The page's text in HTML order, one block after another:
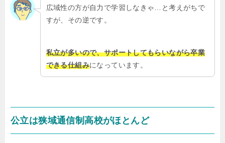
広域性の方が自力で学習しなきゃ…と考えがちで
すが、その逆です。
私立が多いので、サポートしてもらいながら卒業
できる仕組みになっています。
公立は狭域通信制高校がほとんど